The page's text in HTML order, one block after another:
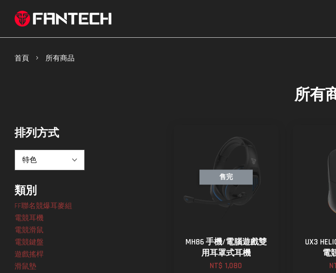
首頁 › 所有商品
所有
排列方式
類別
FF聯名競爆耳麥組
電競耳機
電競滑鼠
電競鍵盤
遊戲搖桿
滑鼠墊
售完
MH86 手機/電腦遊戲雙
用耳罩式耳機
NT$ 1,080
UX3
電